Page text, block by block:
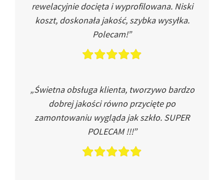
rewelacyjnie docięta i wyprofilowana. Niski
koszt, doskonała jakość, szybka wysyłka.
Polecam!”
„Świetna obsługa klienta, tworzywo bardzo
dobrej jakości równo przycięte po
zamontowaniu wygląda jak szkło. SUPER
POLECAM !!!”